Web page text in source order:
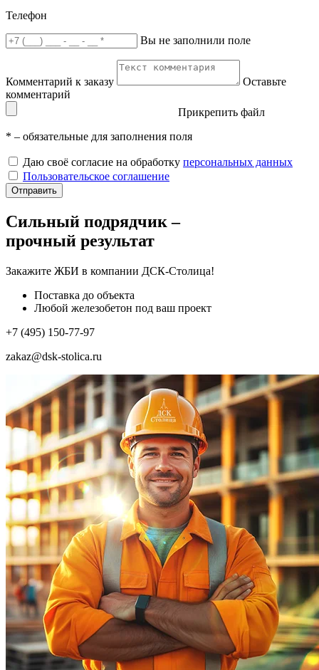
Телефон
Вы не заполнили поле
Комментарий к заказу
Оставьте
комментарий
Прикрепить файл
* – обязательные для заполнения поля
Даю своё согласие на обработку персональных данных
Пользовательское соглашение
Отправить
Сильный подрядчик –
прочный результат
Закажите ЖБИ в компании ДСК-Столица!
Поставка до объекта
Любой железобетон под ваш проект
+7 (495) 150-77-97
zakaz@dsk-stolica.ru